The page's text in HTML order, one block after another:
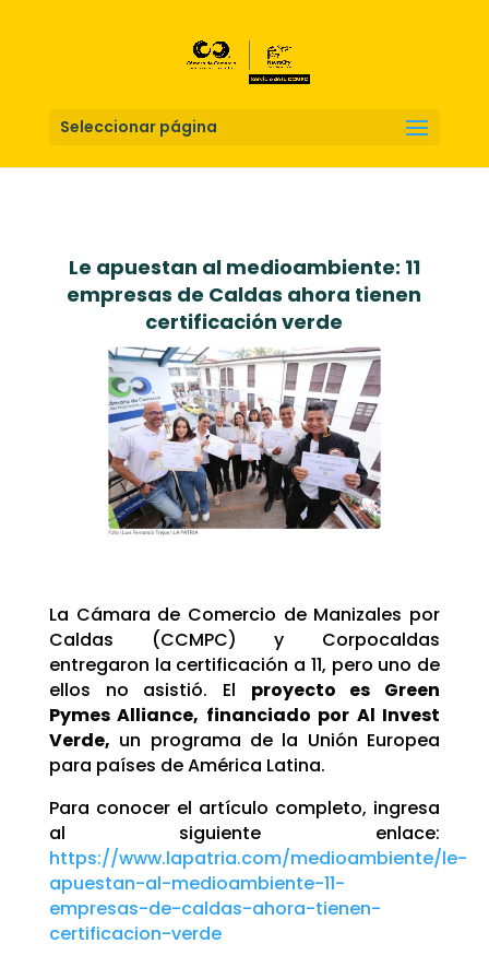
Seleccionar página
Le apuestan al medioambiente: 11
empresas de Caldas ahora tienen
certificación verde
La Cámara de Comercio de Manizales por
Caldas (CCMPC) y Corpocaldas
entregaron la certificación a 11, pero uno de
ellos no asistió. El proyecto es Green
Pymes Alliance, financiado por Al Invest
Verde, un programa de la Unión Europea
para países de América Latina.
Para conocer el artículo completo, ingresa
al siguiente enlace:
https://www.lapatria.com/medioambiente/le-
apuestan-al-medioambiente-11-
empresas-de-caldas-ahora-tienen-
certificacion-verde